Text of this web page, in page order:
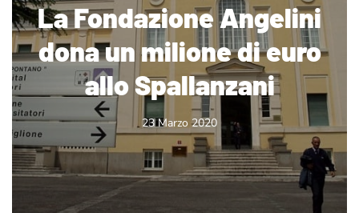
La Fondazione Angelini
dona un milione di euro
allo Spallanzani
23 Marzo 2020